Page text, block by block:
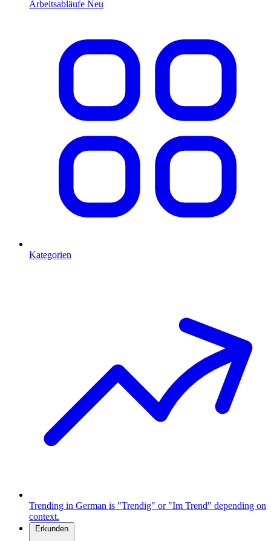
Arbeitsabläufe Neu
Kategorien
Trending in German is "Trendig" or "Im Trend" depending on
context.
Erkunden